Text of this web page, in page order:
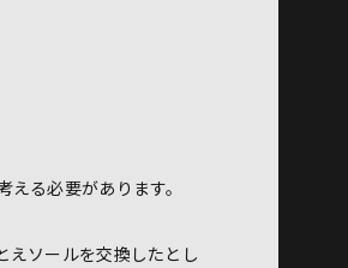
る必要があります。
えソールを交換したとし